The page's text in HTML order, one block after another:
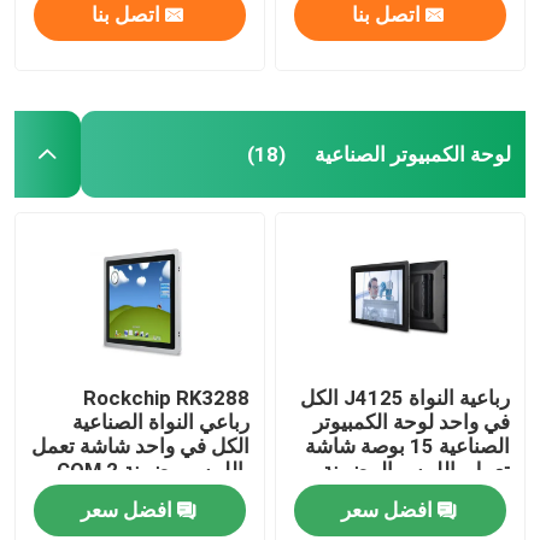
اتصل بنا اتصل بنا
لوحة الكمبيوتر الصناعية (18)
رباعية النواة J4125 الكل
في واحد لوحة الكمبيوتر
الصناعية 15 بوصة شاشة
تعمل باللمس المضمنة
الكمبيوتر
افضل سعر
Rockchip RK3288
رباعي النواة الصناعية
الكل في واحد شاشة تعمل
باللمس مضمنة 2 COM
15 بوصة
افضل سعر